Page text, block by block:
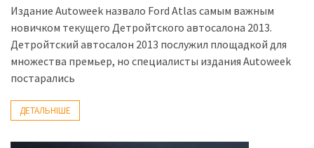
Издание Autoweek назвало Ford Atlas самым важным
новичком текущего Детройтского автосалона 2013.
Детройтский автосалон 2013 послужил площадкой для
множества премьер, но специалисты издания Autoweek
постарались
ДЕТАЛЬНІШЕ